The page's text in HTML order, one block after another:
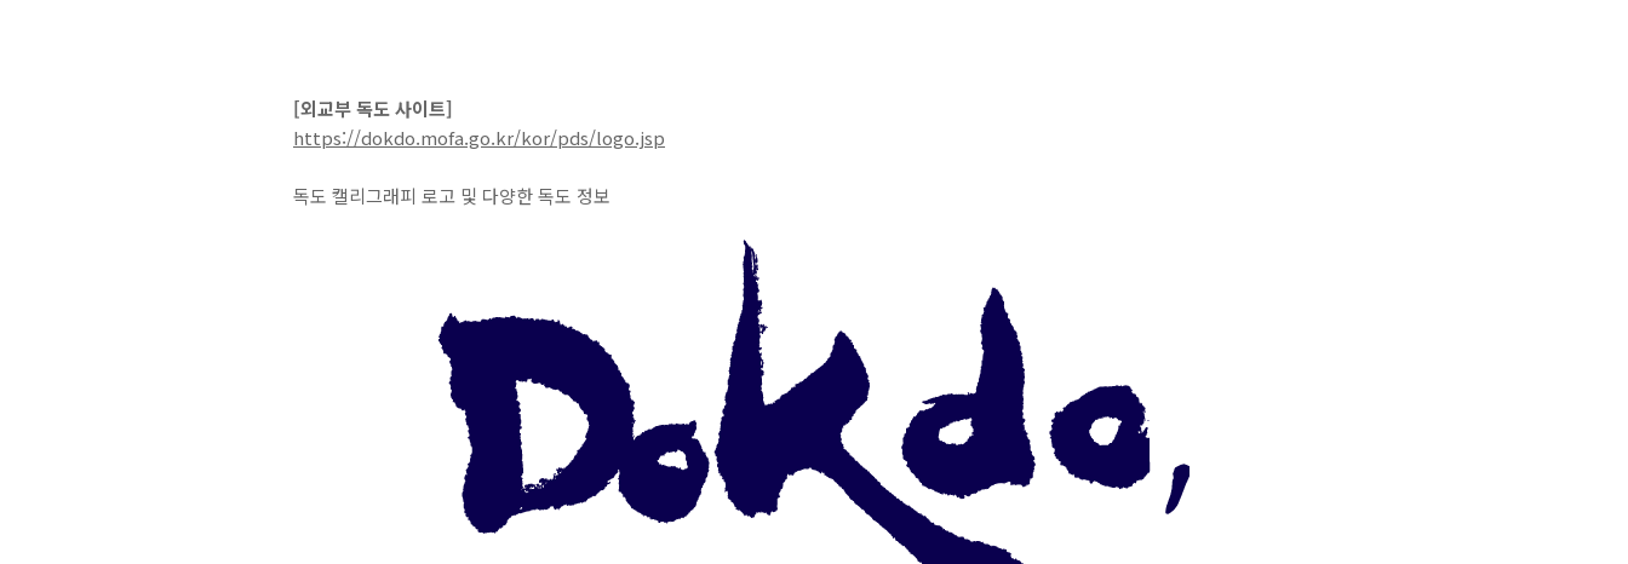
[외교부 독도 사이트]
https://dokdo.mofa.go.kr/kor/pds/logo.jsp
독도 캘리그래피 로고 및 다양한 독도 정보